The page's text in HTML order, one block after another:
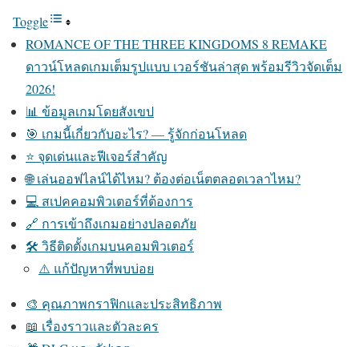
Toggle
ROMANCE OF THE THREE KINGDOMS 8 REMAKE
ดาวน์โหลดเกมเต็มรูปแบบ เวอร์ชันล่าสุด พร้อมรีวิวจัดเต็ม
2026!
📊 ข้อมูลเกมโดยสังเขป
🎯 เกมนี้เกี่ยวกับอะไร? — รู้จักก่อนโหลด
⭐ จุดเด่นและฟีเจอร์สำคัญ
🌐 เล่นออฟไลน์ได้ไหม? ต้องต่อเน็ตตลอดเวลาไหม?
💻 สเปคคอมพิวเตอร์ที่ต้องการ
🔗 การเข้าถึงเกมอย่างปลอดภัย
🛠️ วิธีติดตั้งเกมบนคอมพิวเตอร์
⚠️ แก้ปัญหาที่พบบ่อย
🎨 คุณภาพกราฟิกและประสิทธิภาพ
📖 เรื่องราวและตัวละคร